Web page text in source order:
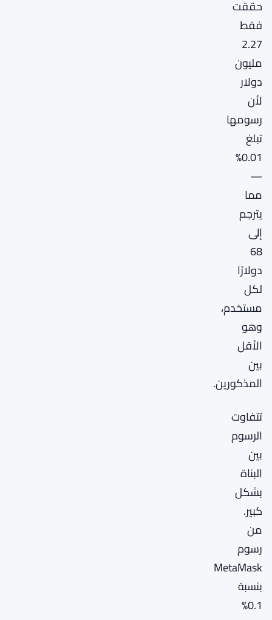
حققت
فقط
2.27
مليون
دولار
لأن
رسومها
تبلغ
0.01%
—
مما
يترجم
إلى
68
دولارًا
لكل
مستخدم،
وهو
الأقل
بين
المذكورين.
تتفاوت
الرسوم
بين
البناة
بشكل
كبير.
من
رسوم
MetaMask
بنسبة
0.1%